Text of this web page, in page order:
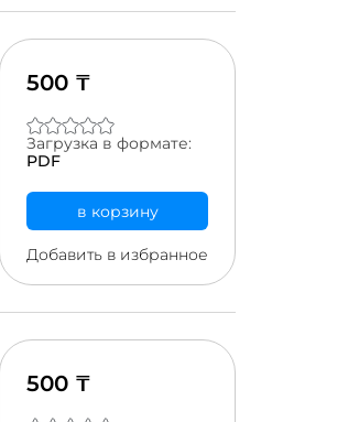
500 ₸
Загрузка в формате:
PDF
в корзину
Добавить в избранное
500 ₸